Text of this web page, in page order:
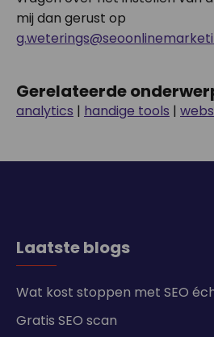
mij dan gerust op
Gerelateerde
analytics | handige tools |
Laatste blogs
Wat kost stoppen met SEO
Gratis SEO scan